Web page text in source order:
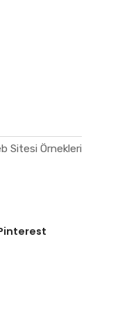
Sitesi Örnekleri